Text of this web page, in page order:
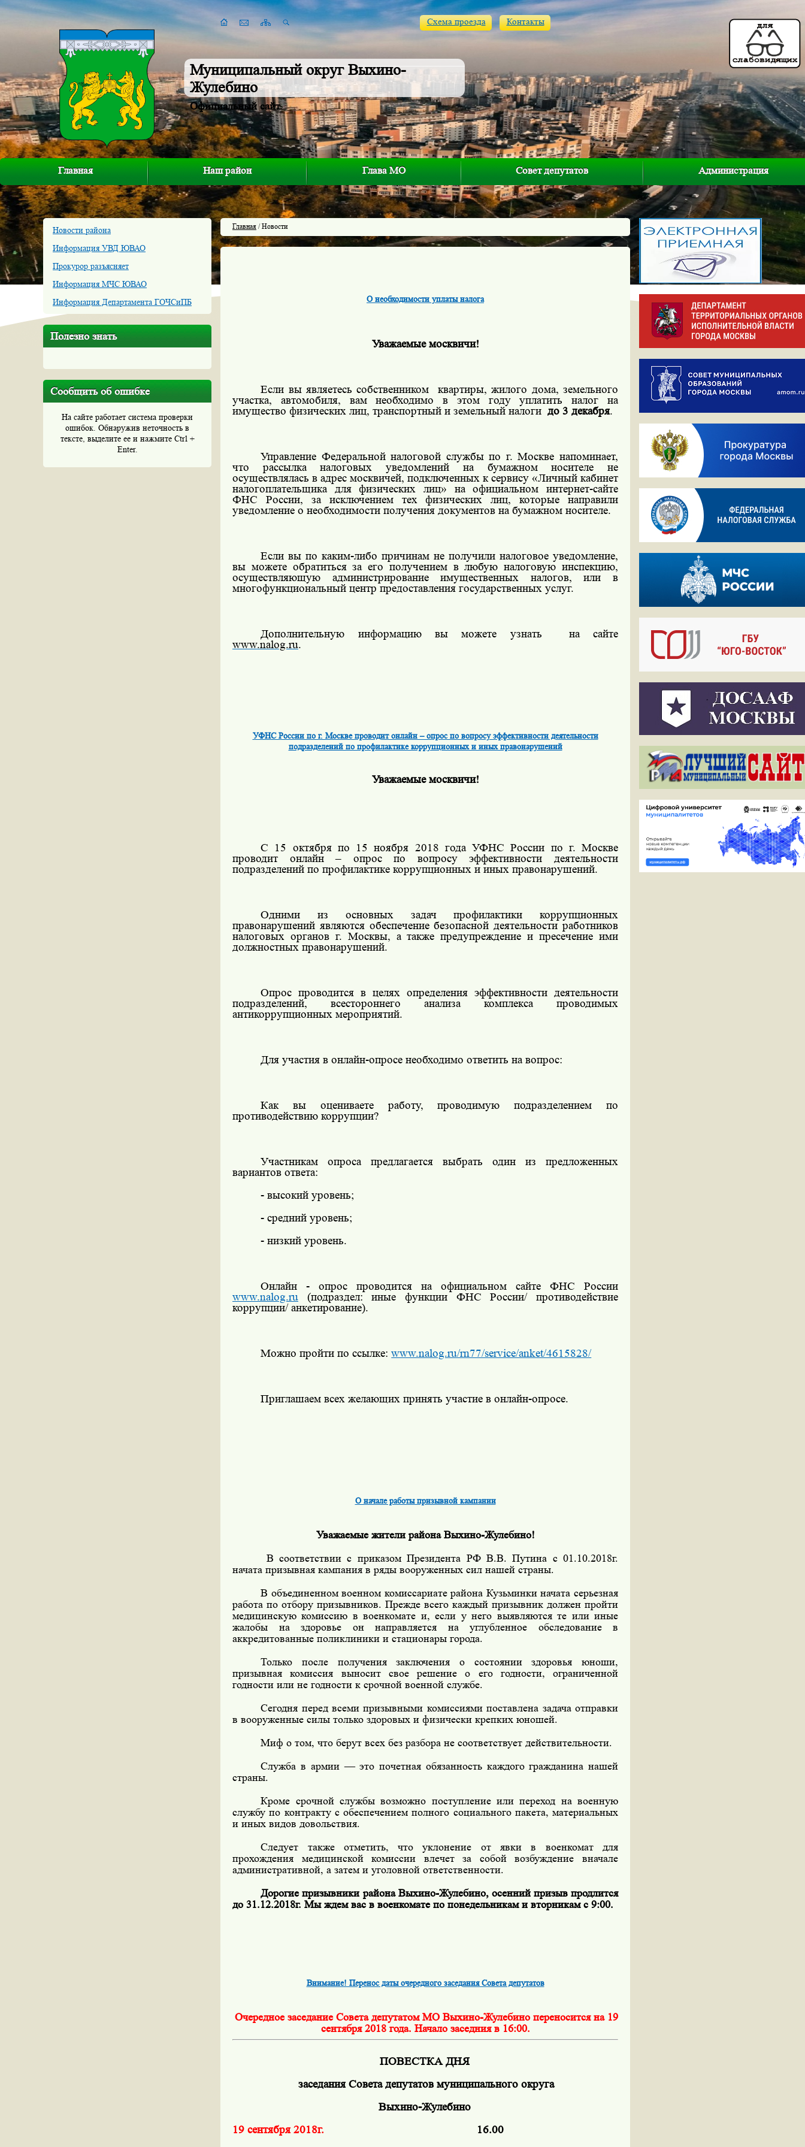
Муниципальный округ Выхино-
Жулебино
Официальный сайт
Схема проезда Контакты
Главная Наш район Глава МО Совет депутатов Администрация
Новости района
Информация УВД ЮВАО
Прокурор разъясняет
Информация МЧС ЮВАО
Информация Департамента ГОЧСиПБ
Полезно знать
Сообщить об ошибке
На сайте работает система проверки
ошибок. Обнаружив неточность в
тексте, выделите ее и нажмите Ctrl +
Enter.
Главная / Новости
О необходимости уплаты налога
Уважаемые москвичи!
Если вы являетесь собственником
квартиры, жилого дома, земельного
участка, автомобиля, вам необходимо в этом году уплатить налог на
имущество физических лиц, транспортный и земельный налоги до 3 декабря.
Управление Федеральной налоговой службы по г. Москве напоминает,
что рассылка налоговых уведомлений на бумажном носителе не
осуществлялась в адрес москвичей, подключенных к сервису «Личный кабинет
налогоплательщика для физических лиц» на официальном интернет-сайте
ФНС России, за исключением тех физических лиц, которые направили
уведомление о необходимости получения документов на бумажном носителе.
Если вы по каким-либо причинам не получили налоговое уведомление,
вы можете обратиться за его получением в любую налоговую инспекцию,
осуществляющую администрирование имущественных налогов, или в
многофункциональный центр предоставления государственных услуг.
Дополнительную информацию вы можете узнать
на сайте
www.nalog.ru.
УФНС России по г. Москве проводит онлайн – опрос по вопросу эффективности деятельности
подразделений по профилактике коррупционных и иных правонарушений
Уважаемые москвичи!
С 15 октября по 15 ноября 2018 года УФНС России по г. Москве
проводит онлайн – опрос по вопросу эффективности деятельности
подразделений по профилактике коррупционных и иных правонарушений.
Одними из основных задач профилактики коррупционных
правонарушений являются обеспечение безопасной деятельности работников
налоговых органов г. Москвы, а также предупреждение и пресечение ими
должностных правонарушений.
Опрос проводится в целях определения эффективности деятельности
подразделений, всестороннего анализа комплекса проводимых
антикоррупционных мероприятий.
Для участия в онлайн-опросе необходимо ответить на вопрос:
Как вы оцениваете работу, проводимую подразделением по
противодействию коррупции?
Участникам опроса предлагается выбрать один из предложенных
вариантов ответа:
- высокий уровень;
- средний уровень;
- низкий уровень.
Онлайн - опрос проводится на официальном сайте ФНС России
www.nalog.ru (подраздел: иные функции ФНС России/ противодействие
коррупции/ анкетирование).
Можно пройти по ссылке:www.nalog.ru/rn77/service/anket/4615828/
Приглашаем всех желающих принять участие в онлайн-опросе.
О начале работы призывной кампании
Уважаемые жители района Выхино-Жулебино!
В соответствии с приказом Президента РФ В.В. Путина с 01.10.2018г.
начата призывная кампания в ряды вооруженных сил нашей страны.
В объединенном военном комиссариате района Кузьминки начата серьезная
работа по отбору призывников. Прежде всего каждый призывник должен пройти
медицинскую комиссию в военкомате и, если у него выявляются те или иные
жалобы на здоровье он направляется на углубленное обследование в
аккредитованные поликлиники и стационары города.
Только после получения заключения о состоянии здоровья юноши,
призывная комиссия выносит свое решение о его годности, ограниченной
годности или не годности к срочной военной службе.
Сегодня перед всеми призывными комиссиями поставлена задача отправки
в вооруженные силы только здоровых и физически крепких юношей.
Миф о том, что берут всех без разбора не соответствует действительности.
Служба в армии — это почетная обязанность каждого гражданина нашей
страны.
Кроме срочной службы возможно поступление или переход на военную
службу по контракту с обеспечением полного социального пакета, материальных
и иных видов довольствия.
Следует также отметить, что уклонение от явки в военкомат для
прохождения медицинской комиссии влечет за собой возбуждение вначале
административной, а затем и уголовной ответственности.
Дорогие призывники района Выхино-Жулебино, осенний призыв продлится
до 31.12.2018г. Мы ждем вас в военкомате по понедельникам и вторникам с 9:00.
Внимание! Перенос даты очередного заседания Совета депутатов
Очередное заседание Совета депутатом МО Выхино-Жулебино переносится на 19
сентября 2018 года. Начало заседния в 16:00.
ПОВЕСТКА ДНЯ
заседания Совета депутатов муниципального округа
Выхино-Жулебино
19 сентября 2018г.
16.00